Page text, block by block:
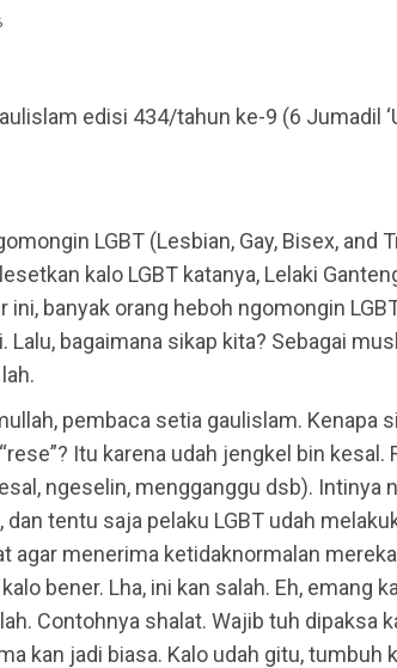
edisi 434/tahun ke-9 (6 Jumadil
LGBT (Lesbian, Gay, Bisex, and
kalo LGBT katanya, Lelaki
ini, banyak orang heboh ngomongin
Lalu, bagaimana sikap kita? Sebagai
pembaca setia gaulislam. Kenapa
Itu karena udah jengkel bin kesal.
ngeselin, mengganggu dsb). Intinya
tentu saja pelaku LGBT udah
agar menerima ketidaknormalan
bener. Lha, ini kan salah. Eh, emang
Contohnya shalat. Wajib tuh dipaksa
kan jadi biasa. Kalo udah gitu, tumbuh